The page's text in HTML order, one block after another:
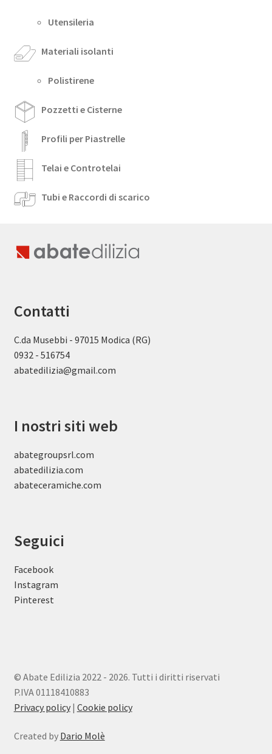
Utensileria
Materiali isolanti
Polistirene
Pozzetti e Cisterne
Profili per Piastrelle
Telai e Controtelai
Tubi e Raccordi di scarico
Contatti
C.da Musebbi - 97015 Modica (RG)
0932 - 516754
abatedilizia@gmail.com
I nostri siti web
abategroupsrl.com
abatedilizia.com
abateceramiche.com
Seguici
Facebook
Instagram
Pinterest
© Abate Edilizia 2022 - 2026. Tutti i diritti riservati
P.IVA 01118410883
Privacy policy| Cookie policy
Created by Dario Molè